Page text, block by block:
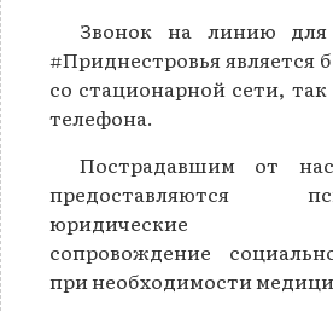
Звонок на линию для
#Приднестровья является
со стационарной сети,
телефона.
Пострадавшим от
предоставляются
юридические
сопровождение
при необходимости